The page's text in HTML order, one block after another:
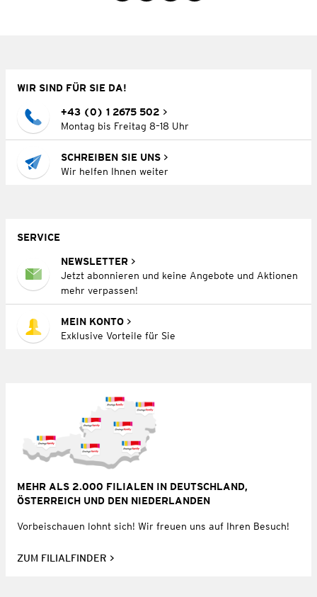
WIR SIND FÜR SIE DA!
+43 (0) 1 2675 502
Montag bis Freitag 8–18 Uhr
SCHREIBEN SIE UNS
Wir helfen Ihnen weiter
SERVICE
NEWSLETTER
Jetzt abonnieren und keine Angebote und Aktionen
mehr verpassen!
MEIN KONTO
Exklusive Vorteile für Sie
MEHR ALS 2.000 FILIALEN IN DEUTSCHLAND,
ÖSTERREICH UND DEN NIEDERLANDEN
Vorbeischauen lohnt sich! Wir freuen uns auf Ihren Besuch!
ZUM FILIALFINDER